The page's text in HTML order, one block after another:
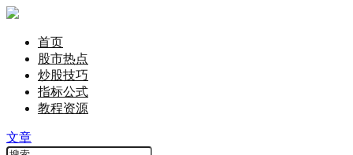
首页
股市热点
炒股技巧
指标公式
教程资源
文章